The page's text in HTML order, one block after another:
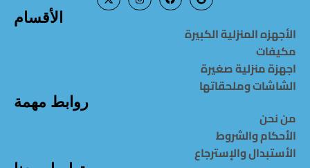
الأقسام
الأجهزه المنزلية الكبيرة
مكيفات
اجهزة منزلية صغيرة
الشاشات وملحقاتها
روابط مهمة
من نحن
الأحكام والشروط
الأستبدال والإسترجاع